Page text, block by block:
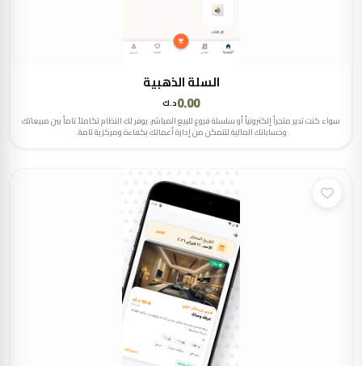
السلة الذهبية
0.00د.ك
سواء كنت تدير متجراً إلكترونياً أو سلسلة فروع للبيع المباشر، يوفر لك النظام تكاملاً تاماً بين مبيعاتك
وحساباتك المالية لتتمكن من إدارة أعمالك بكفاءة ومركزية تامة.